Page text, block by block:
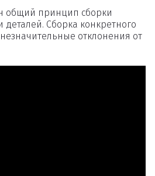
общий принцип сборки
Сборка конкретного
отклонения от